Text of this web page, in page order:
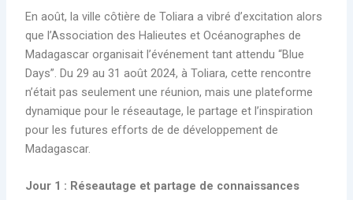
En août, la ville côtière de Toliara a vibré d’excitation alors
que l’Association des Halieutes et Océanographes de
Madagascar organisait l’événement tant attendu “Blue
Days”. Du 29 au 31 août 2024, à Toliara, cette rencontre
n’était pas seulement une réunion, mais une plateforme
dynamique pour le réseautage, le partage et l’inspiration
pour les futures efforts de de développement de
Madagascar.
Jour 1 : Réseautage et partage de connaissances